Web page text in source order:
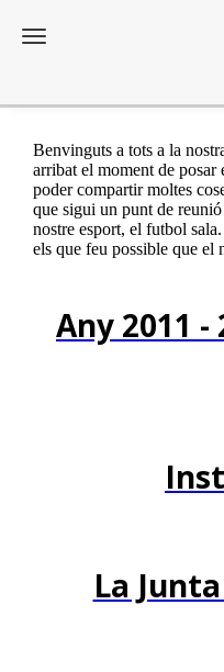
Toggle navigation
Benvinguts a tots a la
arribat el moment de posar
poder compartir moltes
que sigui un punt de
nostre esport, el futbol
els que feu possible que
Any 2011
La